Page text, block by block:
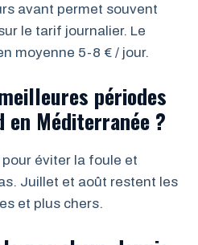
avant permet souvent
le tarif journalier. Le
moyenne 5-8 € / jour.
périodes
en Méditerranée ?
éviter la foule et
Juillet et août restent les
et plus chers.